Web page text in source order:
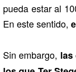
pueda estar al
En este sentido,
Sin embargo, las